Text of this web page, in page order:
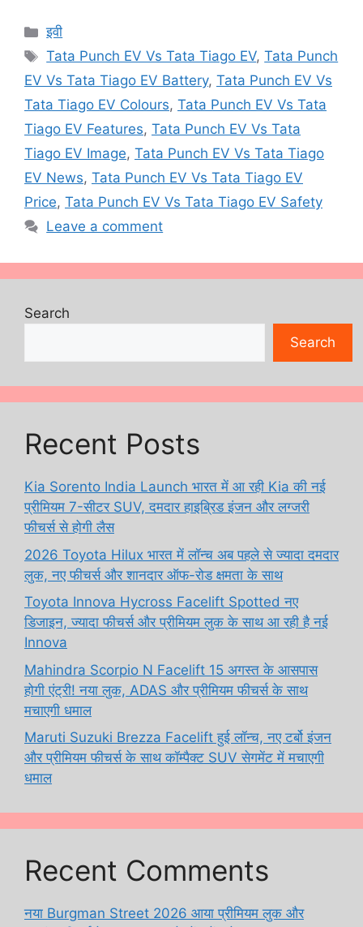
Categories
इवी
Tags
Tata Punch EV Vs Tata Tiago EV,Tata Punch
EV Vs Tata Tiago EV Battery, Tata Punch EV Vs
Tata Tiago EV Colours, Tata Punch EV Vs Tata
Tiago EV Features, Tata Punch EV Vs Tata
Tiago EV Image, Tata Punch EV Vs Tata Tiago
EV News, Tata Punch EV Vs Tata Tiago EV
Price, Tata Punch EV Vs Tata Tiago EV Safety
Leave a comment
Search
Search
Recent Posts
Kia Sorento India Launch भारत में आ रही Kia की नई
प्रीमियम 7-सीटर SUV, दमदार हाइब्रिड इंजन और लग्जरी
फीचर्स से होगी लैस
2026 Toyota Hilux भारत में लॉन्च अब पहले से ज्यादा दमदार
लुक, नए फीचर्स और शानदार ऑफ-रोड क्षमता के साथ
Toyota Innova Hycross Facelift Spotted नए
डिजाइन, ज्यादा फीचर्स और प्रीमियम लुक के साथ आ रही है नई
Innova
Mahindra Scorpio N Facelift 15 अगस्त के आसपास
होगी एंट्री! नया लुक, ADAS और प्रीमियम फीचर्स के साथ
मचाएगी धमाल
Maruti Suzuki Brezza Facelift हुई लॉन्च, नए टर्बो इंजन
और प्रीमियम फीचर्स के साथ कॉम्पैक्ट SUV सेगमेंट में मचाएगी
धमाल
Recent Comments
नया Burgman Street 2026 आया प्रीमियम लुक और